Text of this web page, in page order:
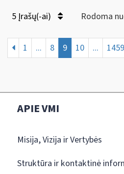
5 Įrašų(-ai) Rodoma
1 ... 8 9 10 ... 1459
APIE VMI
Misija, Vizija ir Vertybės
Struktūra ir kontaktinė